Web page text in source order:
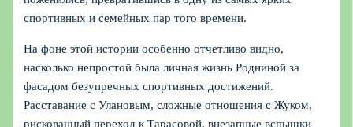
спортивных и семейных пар того времени.
На фоне этой истории особенно отчетливо видно,
насколько непростой была личная жизнь Родниной за
фасадом безупречных спортивных достижений.
Расставание с Улановым, сложные отношения с Жуком,
рискованный переход к Тарасовой, внезапные вспышки